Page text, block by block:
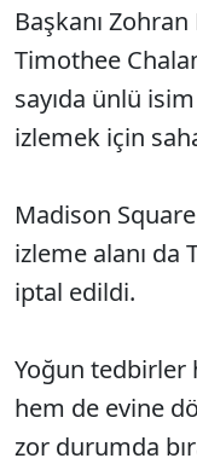
Başkanı
Timothee
sayıda ünlü
izlemek için
Madison
izleme alanı da
iptal edildi.
Yoğun tedbirler
hem de evine
zor durumda